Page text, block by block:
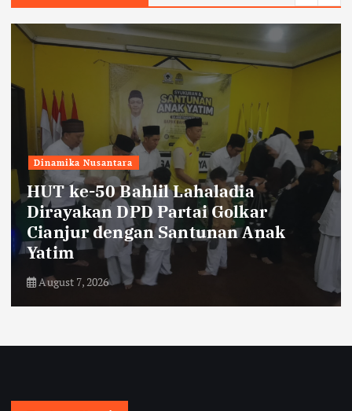
Dinamika Nusantara
HUT ke-50 Bahlil Lahaladia
Dirayakan DPD Partai Golkar
Cianjur dengan Santunan Anak
Yatim
August 7, 2026